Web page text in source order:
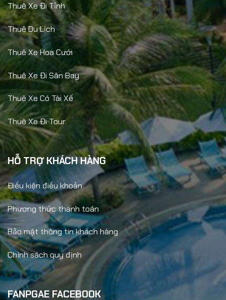
Thuê Xe Đi Tỉnh
Thuê Du Lịch
Thuê Xe Hoa Cưới
Thuê Xe Đi Sân Bay
Thuê Xe Có Tài Xế
Thuê Xe Đi Tour
HỖ TRỢ KHÁCH HÀNG
Điều kiện điều khoản
Phương thức thanh toán
Bảo mật thông tin khách hàng
Chính sách quy định
FANPGAE FACEBOOK